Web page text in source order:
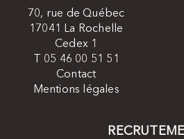
70, rue de Québec
17041 La Rochelle
Cedex 1
T 05 46 00 51 51
Contact
Mentions légales